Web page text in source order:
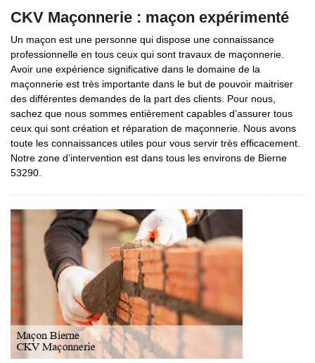
CKV Maçonnerie : maçon expérimenté
Un maçon est une personne qui dispose une connaissance
professionnelle en tous ceux qui sont travaux de maçonnerie.
Avoir une expérience significative dans le domaine de la
maçonnerie est très importante dans le but de pouvoir maitriser
des différentes demandes de la part des clients. Pour nous,
sachez que nous sommes entièrement capables d’assurer tous
ceux qui sont création et réparation de maçonnerie. Nous avons
toute les connaissances utiles pour vous servir très efficacement.
Notre zone d’intervention est dans tous les environs de Bierne
53290.